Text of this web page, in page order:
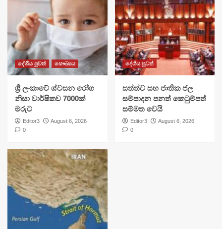
දේශීය පුවත් සෞඛ්‍යය
ශ්‍රී ලංකාවේ ශ්වසන රෝග
නිසා වාර්ෂිකව 7000ක්
මරුට
Editor3
August 6, 2026
0
දේශීය පුවත්
සත්ත්ව සහ ජාතික ජල
සම්පාදන පනත් කෙටුම්පත්
සම්මත වෙයි
Editor3
August 6, 2026
0